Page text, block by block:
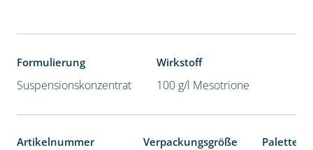
Formulierung
Suspensionskonzentrat
Wirkstoff
100 g/l Mesotrione
Artikelnummer Verpackungsgröße